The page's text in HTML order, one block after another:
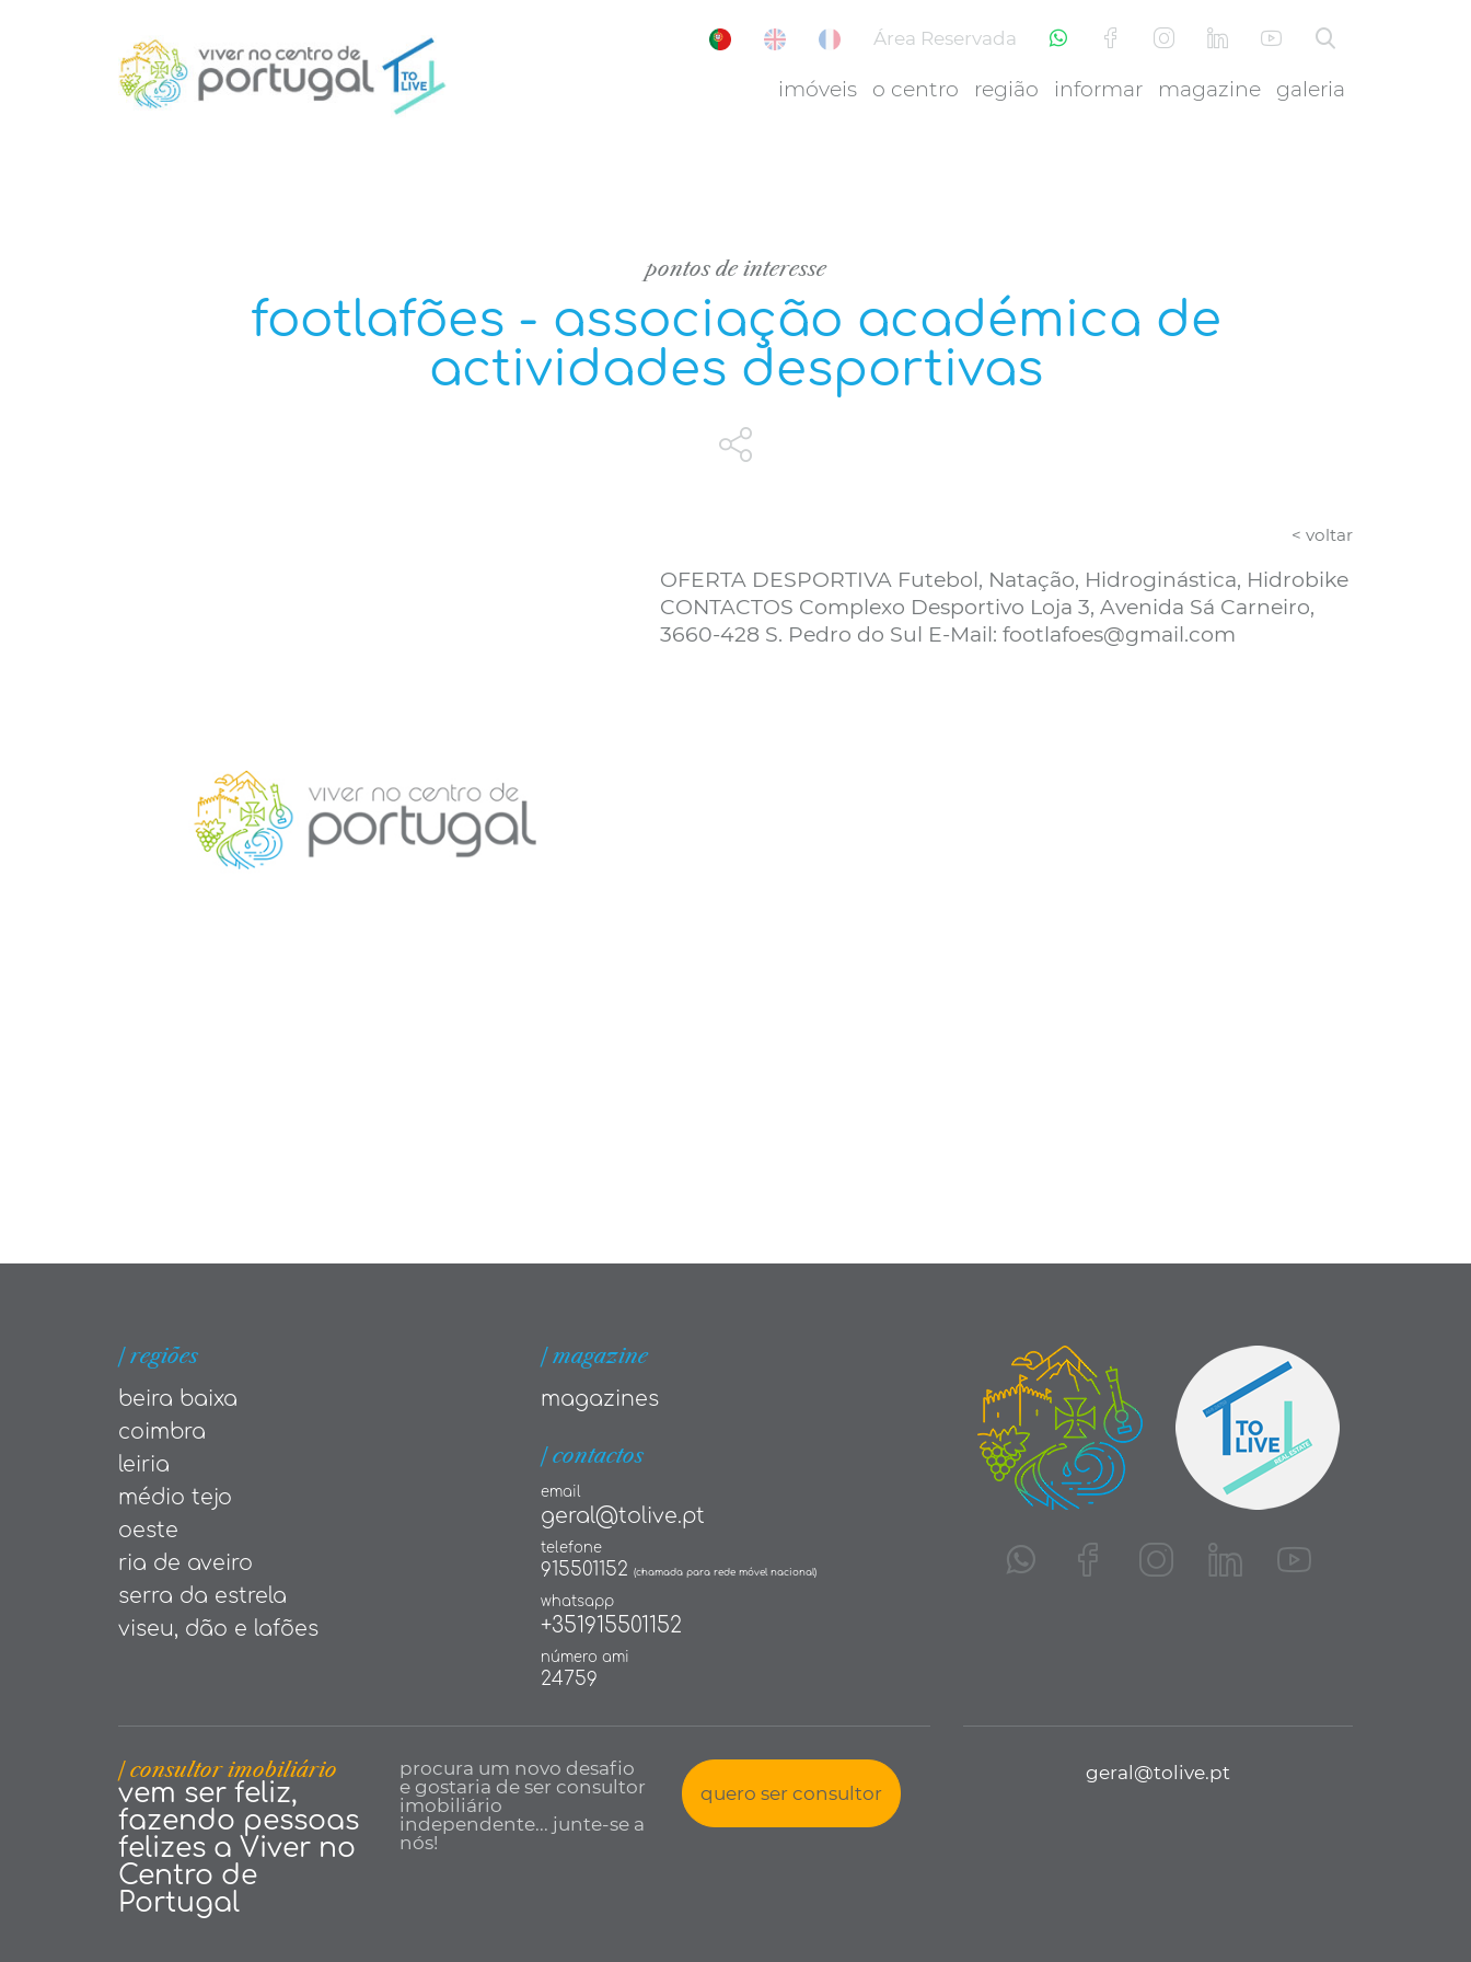
Área Reservada
imóveis o centro região informar magazine galeria
pontos de interesse
footlafões - associação académica de
actividades desportivas
< voltar
OFERTA DESPORTIVA Futebol, Natação, Hidroginástica, Hidrobike
CONTACTOS Complexo Desportivo Loja 3, Avenida Sá Carneiro,
3660-428 S. Pedro do Sul E-Mail: footlafoes@gmail.com
| regiões
beira baixa
coimbra
leiria
médio tejo
oeste
ria de aveiro
serra da estrela
viseu, dão e lafões
| magazine
magazines
| contactos
email
geral@tolive.pt
telefone
915501152 (chamada para rede móvel nacional)
whatsapp
+351915501152
número ami
24759
| consultor imobiliário
vem ser feliz,
fazendo pessoas
felizes a Viver no
Centro de
Portugal
procura um novo desafio
e gostaria de ser consultor
imobiliário
independente... junte-se a
nós!
quero ser consultor
geral@tolive.pt